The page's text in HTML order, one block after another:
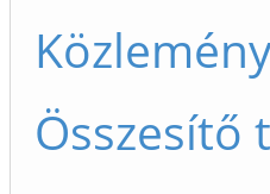
Összesítő